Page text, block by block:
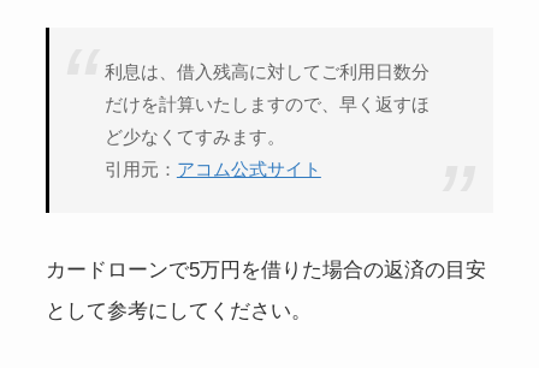
利息は、借入残高に対してご利用日数分
だけを計算いたしますので、早く返すほ
ど少なくてすみます。
引用元： アコム公式サイト
カードローンで5万円を借りた場合の返済の目安
として参考にしてください。